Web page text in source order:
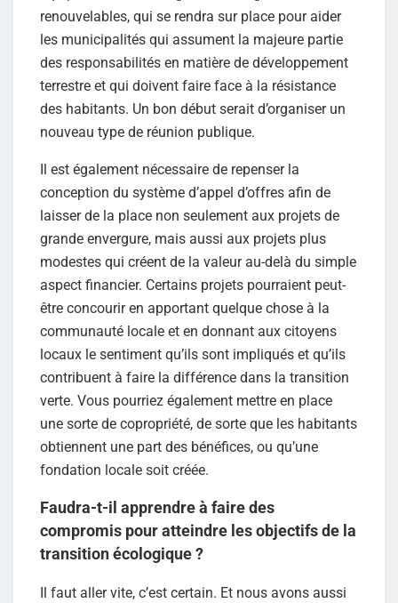
renouvelables, qui se rendra sur place pour aider
les municipalités qui assument la majeure partie
des responsabilités en matière de développement
terrestre et qui doivent faire face à la résistance
des habitants. Un bon début serait d’organiser un
nouveau type de réunion publique.
Il est également nécessaire de repenser la
conception du système d’appel d’offres afin de
laisser de la place non seulement aux projets de
grande envergure, mais aussi aux projets plus
modestes qui créent de la valeur au-delà du simple
aspect financier. Certains projets pourraient peut-
être concourir en apportant quelque chose à la
communauté locale et en donnant aux citoyens
locaux le sentiment qu’ils sont impliqués et qu’ils
contribuent à faire la différence dans la transition
verte. Vous pourriez également mettre en place
une sorte de copropriété, de sorte que les habitants
obtiennent une part des bénéfices, ou qu’une
fondation locale soit créée.
Faudra-t-il apprendre à faire des
compromis pour atteindre les objectifs de la
transition écologique ?
Il faut aller vite, c’est certain. Et nous avons aussi